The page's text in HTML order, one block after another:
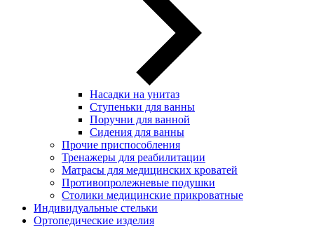
Насадки на унитаз
Ступеньки для ванны
Поручни для ванной
Сидения для ванны
Прочие приспособления
Тренажеры для реабилитации
Матрасы для медицинских кроватей
Противопролежневые подушки
Столики медицинские прикроватные
Индивидуальные стельки
Ортопедические изделия